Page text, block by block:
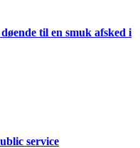
til en smuk afsked i
service